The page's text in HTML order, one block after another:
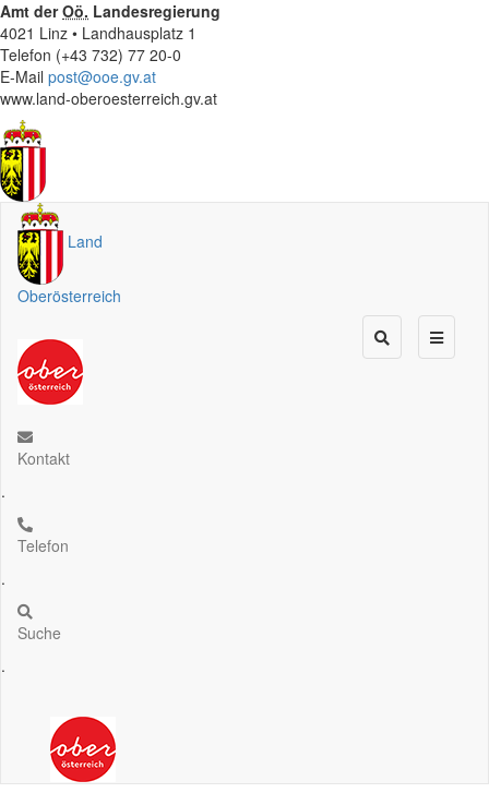
Amt derOö. Landesregierung
4021 Linz • Landhausplatz 1
Telefon (+43 732) 77 20-0
E-Mail post@ooe.gv.at
www.land-oberoesterreich.gv.at
Land
Oberösterreich
Kontakt
.
Telefon
.
Suche
.